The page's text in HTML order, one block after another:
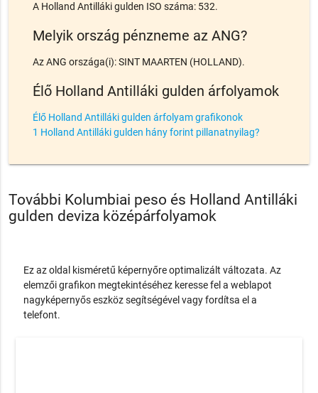
A Holland Antilláki gulden ISO száma: 532.
Melyik ország pénzneme az ANG?
Az ANG országa(i): SINT MAARTEN (HOLLAND).
Élő Holland Antilláki gulden árfolyamok
Élő Holland Antilláki gulden árfolyam grafikonok
1 Holland Antilláki gulden hány forint pillanatnyilag?
További Kolumbiai peso és Holland Antilláki
gulden deviza középárfolyamok
Ez az oldal kisméretű képernyőre optimalizált változata. Az
elemzői grafikon megtekintéséhez keresse fel a weblapot
nagyképernyős eszköz segítségével vagy fordítsa el a
telefont.